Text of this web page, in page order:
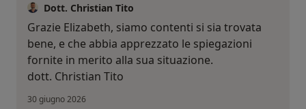
Dott. Christian Tito
Grazie Elizabeth, siamo contenti si sia trovata
bene, e che abbia apprezzato le spiegazioni
fornite in merito alla sua situazione.
dott. Christian Tito
30 giugno 2026